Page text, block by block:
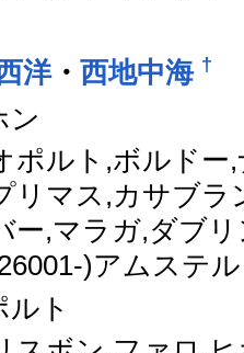
洋・西地中海 †
ン
ポルト,ボルドー
リマス,カサブラ
ー,マラガ,ダブ
)アムステ
ルト